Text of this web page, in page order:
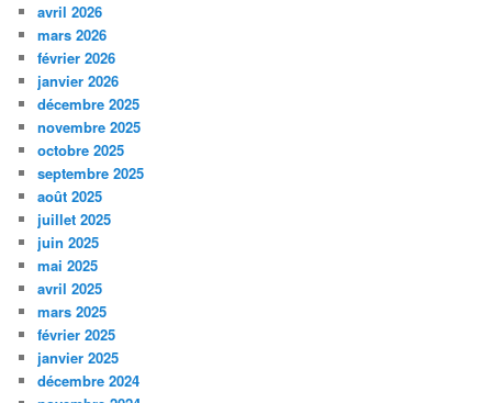
avril 2026
mars 2026
février 2026
janvier 2026
décembre 2025
novembre 2025
octobre 2025
septembre 2025
août 2025
juillet 2025
juin 2025
mai 2025
avril 2025
mars 2025
février 2025
janvier 2025
décembre 2024